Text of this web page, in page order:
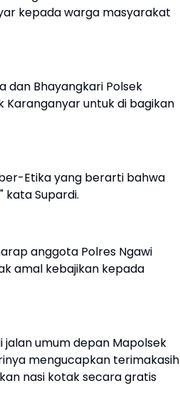
kepada warga masyarakat
dan Bhayangkari Polsek
Karanganyar untuk di bagikan
Etika yang berarti bahwa
kata Supardi.
anggota Polres Ngawi
amal kebajikan kepada
umum depan Mapolsek
mengucapkan terimakasih
nasi kotak secara gratis